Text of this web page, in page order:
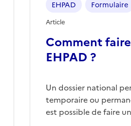
Comment
EHPAD ?
EHPAD Formulaire
Article
Un dossier national
temporaire ou
est possible de faire